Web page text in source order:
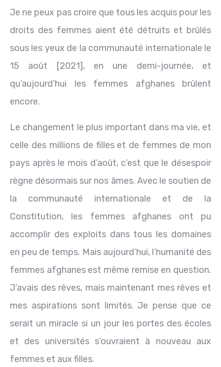
Je ne peux pas croire que tous les acquis pour les
droits des femmes aient été détruits et brûlés
sous les yeux de la communauté internationale le
15 août [2021], en une demi-journée, et
qu’aujourd’hui les femmes afghanes brûlent
encore.
Le changement le plus important dans ma vie, et
celle des millions de filles et de femmes de mon
pays après le mois d’août, c’est que le désespoir
règne désormais sur nos âmes. Avec le soutien de
la communauté internationale et de la
Constitution, les femmes afghanes ont pu
accomplir des exploits dans tous les domaines
en peu de temps. Mais aujourd’hui, l’humanité des
femmes afghanes est même remise en question.
J’avais des rêves, mais maintenant mes rêves et
mes aspirations sont limités. Je pense que ce
serait un miracle si un jour les portes des écoles
et des universités s’ouvraient à nouveau aux
femmes et aux filles.